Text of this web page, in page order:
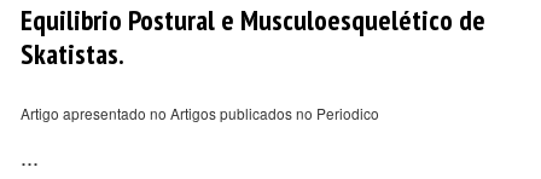
Equilibrio Postural e Musculoesquelético de
Skatistas.
Artigo apresentado no Artigos publicados no Periodico
...